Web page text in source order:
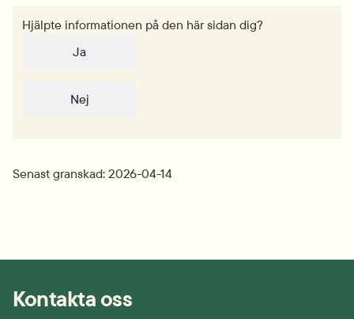
Hjälpte informationen på den här sidan dig?
Ja
Nej
Senast granskad: 2026-04-14
Kontakta oss